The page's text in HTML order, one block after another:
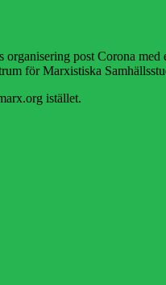
post Corona med
för Marxistiska
istället.